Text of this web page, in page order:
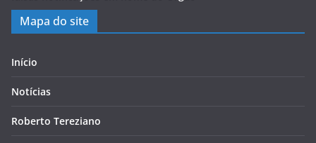
Mapa do site
Início
Notícias
Roberto Tereziano